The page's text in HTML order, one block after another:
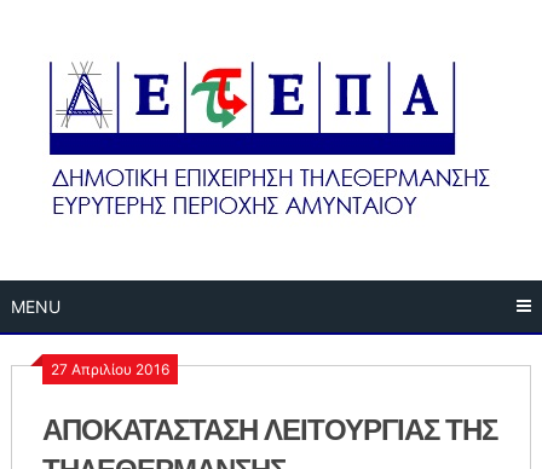
content
MENU
27 Απριλίου 2016
ΑΠΟΚΑΤΑΣΤΑΣΗ ΛΕΙΤΟΥΡΓΙΑΣ ΤΗΣ